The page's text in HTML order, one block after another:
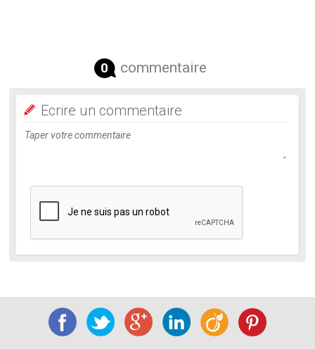
0 commentaire
Ecrire un commentaire